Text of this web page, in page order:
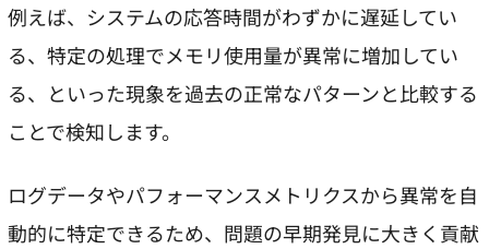
例えば、システムの応答時間がわずかに遅延してい
る、特定の処理でメモリ使用量が異常に増加してい
る、といった現象を過去の正常なパターンと比較する
ことで検知します。
ログデータやパフォーマンスメトリクスから異常を自
動的に特定できるため、問題の早期発見に大きく貢献